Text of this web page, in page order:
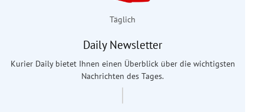
Täglich
Daily Newsletter
Kurier Daily bietet Ihnen einen Überblick über die wichtigsten
Nachrichten des Tages.